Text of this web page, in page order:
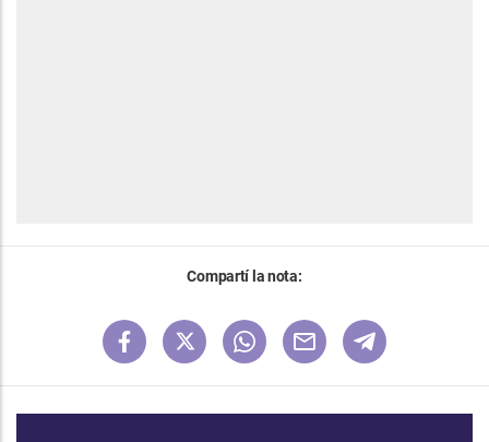
Compartí la nota: